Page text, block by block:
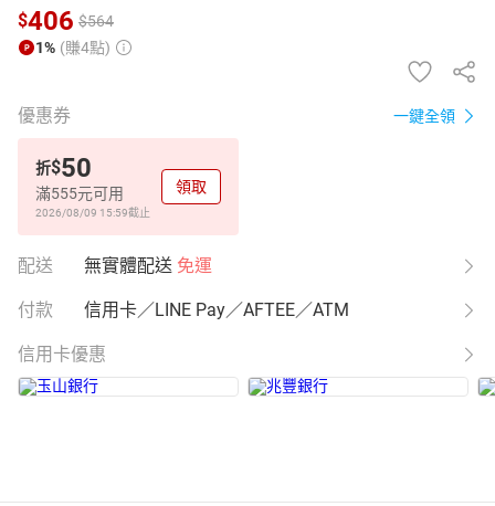
$406 $564
1% (賺4點)
優惠券 一鍵全領
折$50
滿555元可用
2026/08/09 15:59截止
領取
配送 無實體配送 免運
付款 信用卡／LINE Pay／AFTEE／ATM
信用卡優惠